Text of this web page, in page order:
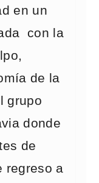
en un
con la
de la
grupo
donde
de
regreso a